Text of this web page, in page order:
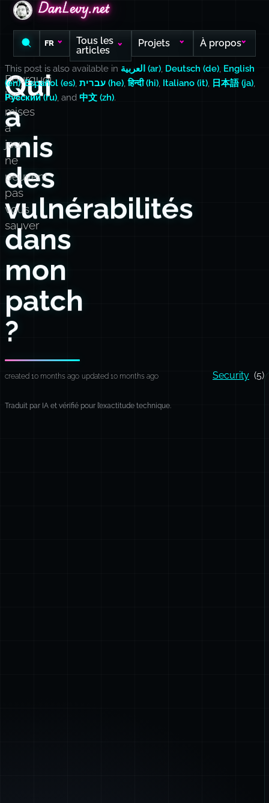
DanLevy.net
DanLevy.net
DanLevy.net
FR
Tous les
articles
Projets À propos
Qui
a
mis
des
vulnérabilités
dans
mon
patch
?
Pourquoi
les
mises
à
jour
ne
peuvent
pas
vous
sauver
This post is also available in العربية (ar), Deutsch (de), English
(en),Español (es), עברית (he),हिन्दी (hi), Italiano (it), 日本語 (ja),
Русский (ru), and 中文 (zh).
created 10 months ago updated 10 months ago Security (5)
Traduit par IA et vérifié pour l’exactitude technique.